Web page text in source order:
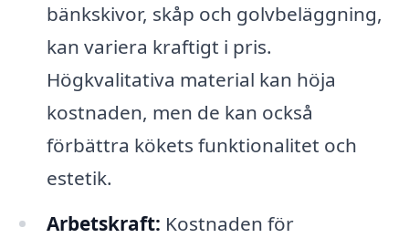
bänkskivor, skåp och golvbeläggning,
kan variera kraftigt i pris.
Högkvalitativa material kan höja
kostnaden, men de kan också
förbättra kökets funktionalitet och
estetik.
Arbetskraft: Kostnaden för